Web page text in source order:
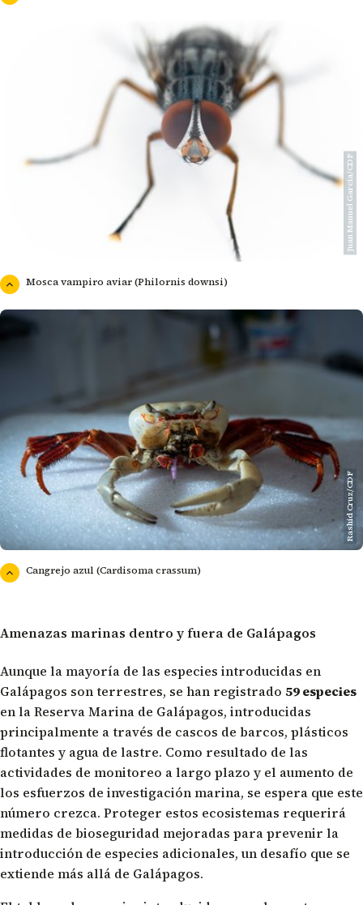
Juan Manuel García/CDF
Mosca vampiro aviar (Philornis downsi)
Rashid Cruz/CDF
Cangrejo azul (Cardisoma crassum)
Amenazas marinas dentro y fuera de Galápagos
Aunque la mayoría de las especies introducidas en
Galápagos son terrestres, se han registrado 59 especies
en la Reserva Marina de Galápagos, introducidas
principalmente a través de cascos de barcos, plásticos
flotantes y agua de lastre. Como resultado de las
actividades de monitoreo a largo plazo y el aumento de
los esfuerzos de investigación marina, se espera que este
número crezca. Proteger estos ecosistemas requerirá
medidas de bioseguridad mejoradas para prevenir la
introducción de especies adicionales, un desafío que se
extiende más allá de Galápagos.